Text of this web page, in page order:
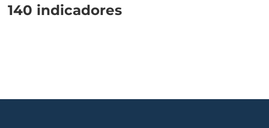
140 indicadores